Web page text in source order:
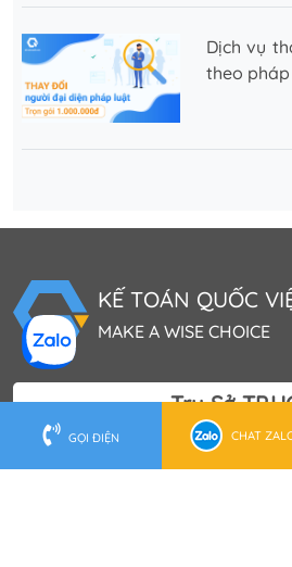
Dịch vụ
theo
KẾ TOÁN QUỐC
MAKE A WISE CHOICE
Trụ Sở
202 Lê Lai, P. Bến Thành, Q.1,
GỌI ĐIỆN CHAT